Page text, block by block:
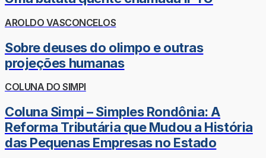
AROLDO VASCONCELOS
Sobre deuses do olimpo e outras
projeções humanas
COLUNA DO SIMPI
Coluna Simpi – Simples Rondônia: A
Reforma Tributária que Mudou a História
das Pequenas Empresas no Estado